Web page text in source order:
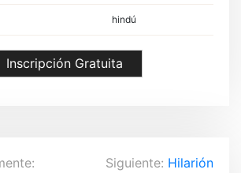
hindú
Inscripción Gratuita
Siguiente: Hilarión